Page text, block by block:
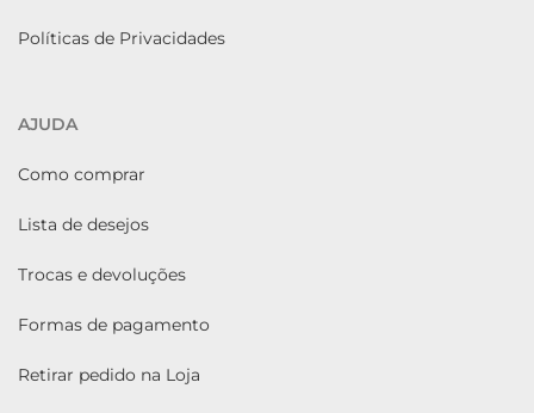
Políticas de Privacidades
AJUDA
Como comprar
Lista de desejos
Trocas e devoluções
Formas de pagamento
Retirar pedido na Loja